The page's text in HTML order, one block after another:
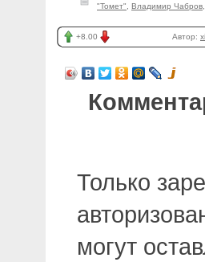
"Томет"
Владимир Чабров
+8.00 Автор:
Только
могут